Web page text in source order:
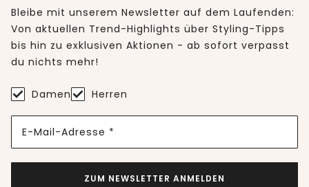
Bleibe mit unserem Newsletter auf dem Laufenden:
Von aktuellen Trend-Highlights über Styling-Tipps
bis hin zu exklusiven Aktionen - ab sofort verpasst
du nichts mehr!
Damen Herren
E-Mail-Adresse *
ZUM NEWSLETTER ANMELDEN